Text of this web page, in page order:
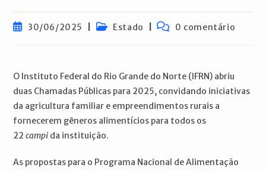
Post30/06/2025
Categoria
Estado
Comentários
0 comentário
O Instituto Federal do Rio Grande do Norte (IFRN) abriu
duas Chamadas Públicas para 2025, convidando iniciativas
da agricultura familiar e empreendimentos rurais a
fornecerem gêneros alimentícios para todos os
22campi da instituição.
As propostas para o Programa Nacional de Alimentação